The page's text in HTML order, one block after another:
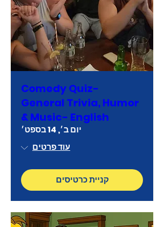
Comedy Quiz-
General Trivia, Humor
& Music- English
יום ב׳, 14 בספט׳
עוד פרטים
קניית כרטיסים